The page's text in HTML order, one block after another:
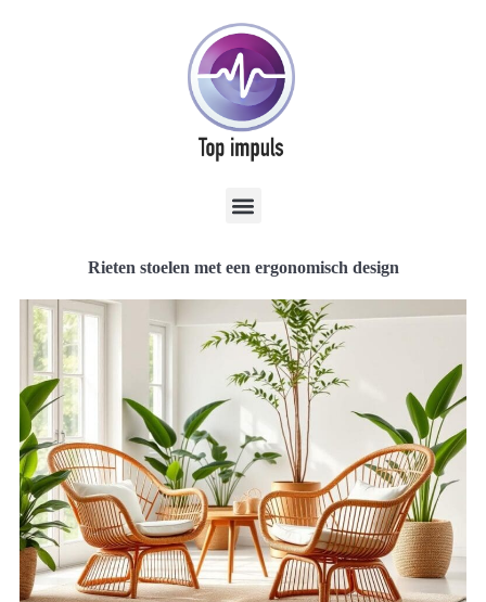
Rieten stoelen met een ergonomisch design